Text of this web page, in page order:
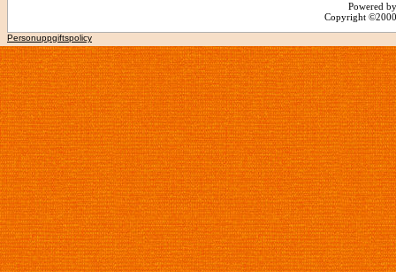
Powered
Copyright
Personuppgiftspolicy